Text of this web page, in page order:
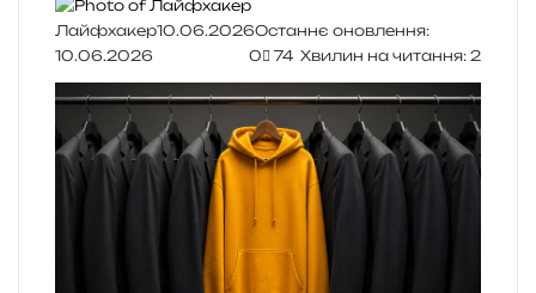
Лайфхакер10.06.2026Останнє оновлення:
10.06.2026
0 74 Хвилин на читання: 2